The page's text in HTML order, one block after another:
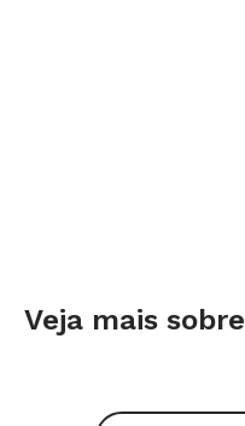
Veja mais sobre